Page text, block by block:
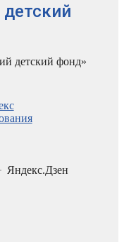
детский фонд»
Яндекс.Дзен